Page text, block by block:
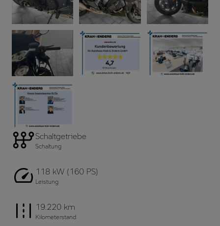
Schaltgetriebe
Schaltung
118 kW (160 PS)
Leistung
19.220 km
Kilometerstand